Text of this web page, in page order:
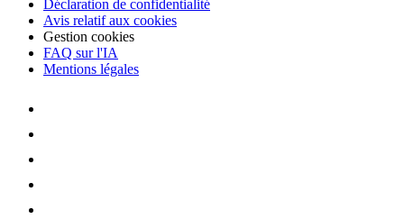
Déclaration de confidentialité
Avis relatif aux cookies
Gestion cookies
FAQ sur l'IA
Mentions légales